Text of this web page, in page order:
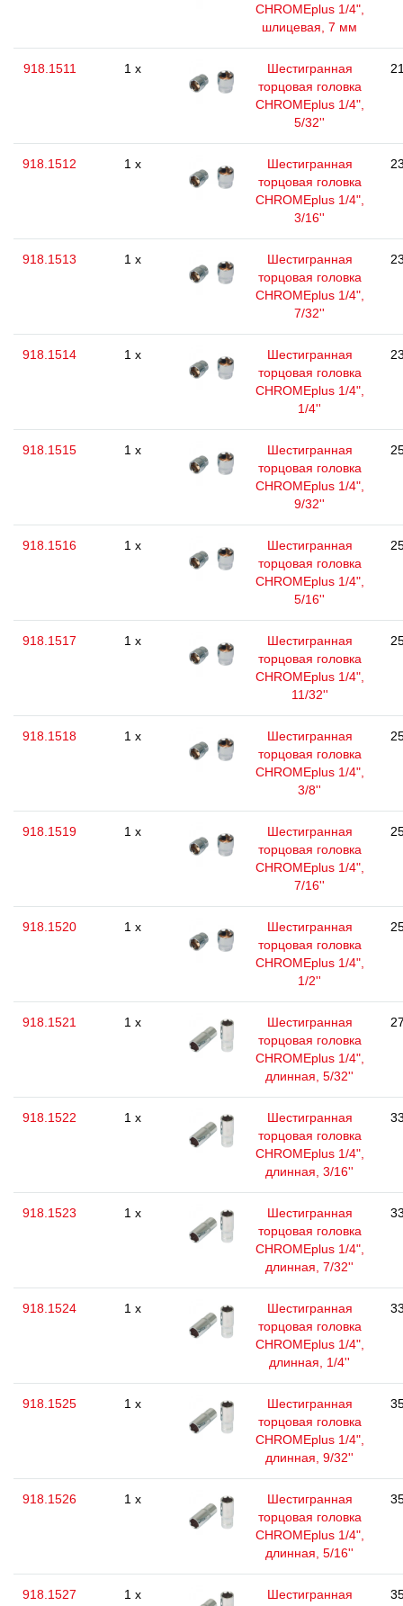
CHROMEplus 1/4",
шлицевая, 7 мм
918.1511 1 x
Шестигранная
торцовая головка
CHROMEplus 1/4",
5/32''
918.1512 1 x
Шестигранная
торцовая головка
CHROMEplus 1/4",
3/16''
918.1513 1 x
Шестигранная
торцовая головка
CHROMEplus 1/4",
7/32''
918.1514 1 x
Шестигранная
торцовая головка
CHROMEplus 1/4",
1/4''
918.1515 1 x
Шестигранная
торцовая головка
CHROMEplus 1/4",
9/32''
918.1516 1 x
Шестигранная
торцовая головка
CHROMEplus 1/4",
5/16''
918.1517 1 x
Шестигранная
торцовая головка
CHROMEplus 1/4",
11/32''
918.1518 1 x
Шестигранная
торцовая головка
CHROMEplus 1/4",
3/8''
918.1519 1 x
Шестигранная
торцовая головка
CHROMEplus 1/4",
7/16''
918.1520 1 x
Шестигранная
торцовая головка
CHROMEplus 1/4",
1/2''
918.1521 1 x
Шестигранная
торцовая головка
CHROMEplus 1/4",
длинная, 5/32''
918.1522 1 x
Шестигранная
торцовая головка
CHROMEplus 1/4",
длинная, 3/16''
918.1523 1 x
Шестигранная
торцовая головка
CHROMEplus 1/4",
длинная, 7/32''
918.1524 1 x
Шестигранная
торцовая головка
CHROMEplus 1/4",
длинная, 1/4''
918.1525 1 x
Шестигранная
торцовая головка
CHROMEplus 1/4",
длинная, 9/32''
918.1526 1 x
Шестигранная
торцовая головка
CHROMEplus 1/4",
длинная, 5/16''
918.1527 1 x
Шестигранная